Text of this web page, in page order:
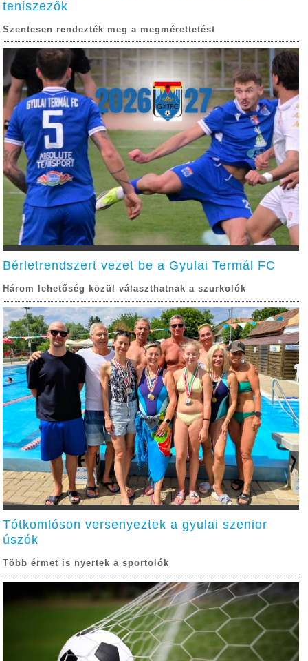
teniszezők
Szentesen rendezték meg a megmérettetést
Bérletrendszert vezet be a Gyulai Termál FC
Három lehetőség közül választhatnak a szurkolók
Tótkomlóson versenyeztek a gyulai szenior
úszók
Több érmet is nyertek a sportolók